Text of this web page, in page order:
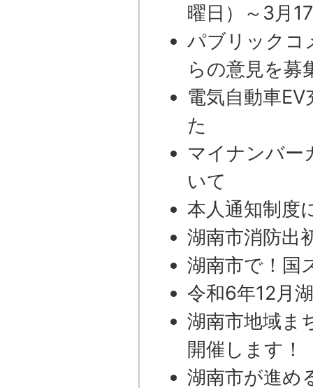
曜日）～3月
パブリックコ
らの意見を募
電気自動車
た
マイナンバー
いて
本人通知制度
湖南市消防出
湖南市で！国
令和6年12月
湖南市地域ま
開催します！
湖南市が進め